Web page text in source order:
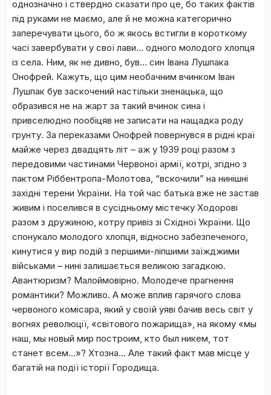
однозначно і ствердно сказати про це, бо таких фактів
під руками не маємо, але й не можна категорично
заперечувати цього, бо ж якось встигли в короткому
часі завербувати у свої лави… одного молодого хлопця
із села. Ним, як не дивно, був… син Івана Лушпака
Онофрей. Кажуть, що цим необачним вчинком Іван
Лушпак був заскочений настільки зненацька, що
образився не на жарт за такий вчинок сина і
привселюдно пообіцяв не записати на нащадка роду
грунту. За переказами Онофрей повернувся в рідні краї
майже через двадцять літ – аж у 1939 році разом з
передовими частинами Червоної армії, котрі, згідно з
пактом Ріббентропа-Молотова, “вскочили” на нинішні
західні терени України. На той час батька вже не застав
живим і поселився в сусідньому містечку Ходорові
разом з дружиною, котру привіз зі Східної України. Що
спонукало молодого хлопця, відносно забезпеченого,
кинутися у вир подій з першими-ліпшими заїжджими
військами – нині залишається великою загадкою.
Авантюризм? Малоймовірно. Молодече прагнення
романтики? Можливо. А може вплив гарячого слова
червоного комісара, який у своїй уяві бачив весь світ у
вогнях революції, «світового пожарища», на якому «мы
наш, мы новый мир построим, кто был никем, тот
станет всем…»? Хтозна… Але такий факт мав місце у
багатій на події історії Городища.